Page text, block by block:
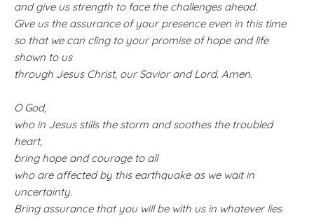
and give us strength to face the challenges ahead.
Give us the assurance of your presence even in this time
so that we can cling to your promise of hope and life
shown to us
through Jesus Christ, our Savior and Lord. Amen.
O God,
who in Jesus stills the storm and soothes the troubled
heart,
bring hope and courage to all
who are affected by this earthquake as we wait in
uncertainty.
Bring assurance that you will be with us in whatever lies